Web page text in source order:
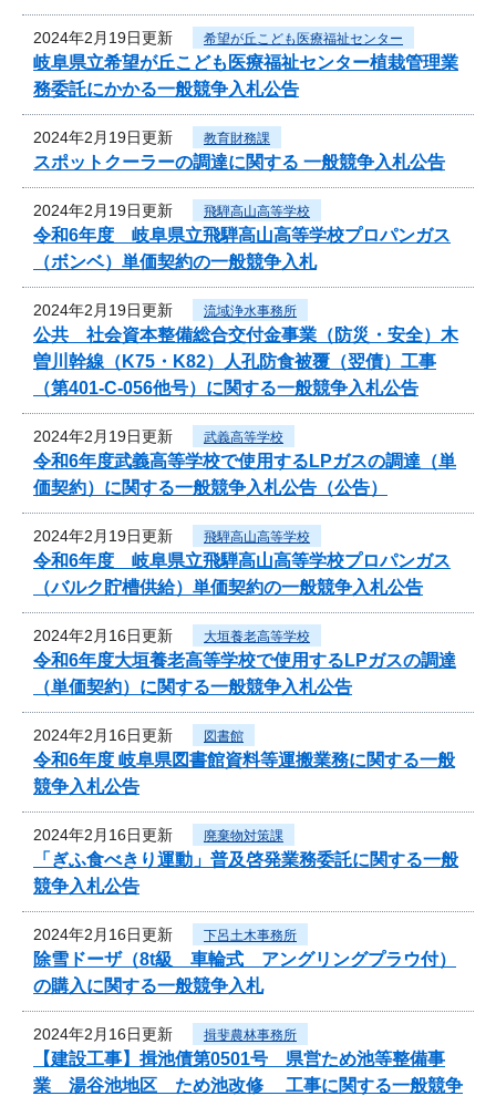
2024年2月19日更新 希望が丘こども医療福祉センター
岐阜県立希望が丘こども医療福祉センター植栽管理業
務委託にかかる一般競争入札公告
2024年2月19日更新 教育財務課
スポットクーラーの調達に関する 一般競争入札公告
2024年2月19日更新 飛騨高山高等学校
令和6年度 岐阜県立飛騨高山高等学校プロパンガス
（ボンベ）単価契約の一般競争入札
2024年2月19日更新 流域浄水事務所
公共 社会資本整備総合交付金事業（防災・安全）木
曽川幹線（K75・K82）人孔防食被覆（翌債）工事
（第401-C-056他号）に関する一般競争入札公告
2024年2月19日更新 武義高等学校
令和6年度武義高等学校で使用するLPガスの調達（単
価契約）に関する一般競争入札公告（公告）
2024年2月19日更新 飛騨高山高等学校
令和6年度 岐阜県立飛騨高山高等学校プロパンガス
（バルク貯槽供給）単価契約の一般競争入札公告
2024年2月16日更新 大垣養老高等学校
令和6年度大垣養老高等学校で使用するLPガスの調達
（単価契約）に関する一般競争入札公告
2024年2月16日更新 図書館
令和6年度 岐阜県図書館資料等運搬業務に関する一般
競争入札公告
2024年2月16日更新 廃棄物対策課
「ぎふ食べきり運動」普及啓発業務委託に関する一般
競争入札公告
2024年2月16日更新 下呂土木事務所
除雪ドーザ（8t級 車輪式 アングリングプラウ付）
の購入に関する一般競争入札
2024年2月16日更新 揖斐農林事務所
【建設工事】揖池債第0501号 県営ため池等整備事
業 湯谷池地区 ため池改修 工事に関する一般競争